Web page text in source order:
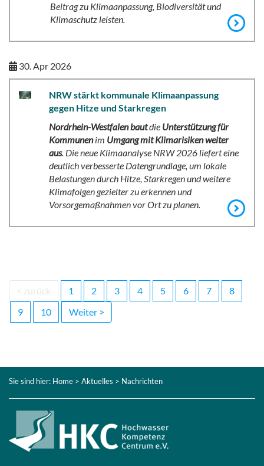
Beitrag zu Klimaanpassung, Biodiversität und
Klimaschutz leisten.
30. Apr 2026
NRW stärkt kommunale Klimaanpassung
gegen Hitze und Starkregen
Nordrhein-Westfalen bautdie Unterstützung für
Kommunenim Umgang mit Klimarisiken weiter
aus. Die neue Klimaanalyse NRW 2026 liefert eine
deutlich verbesserte Datengrundlage, um lokale
Belastungen durch Hitze, Starkregen und weitere
Klimafolgen gezielter zu erkennen und
Vorsorgemaßnahmen vor Ort zu planen.
1 2 3 4 5 6 7
8
9
10 Weiter >
Sie sind hier: Home > Aktuelles > Nachrichten